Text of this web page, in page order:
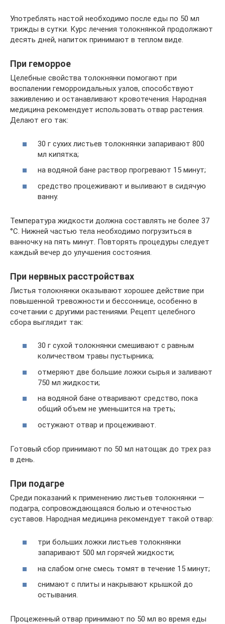
Употреблять настой необходимо после еды по 50 мл
трижды в сутки. Курс лечения толокнянкой продолжают
десять дней, напиток принимают в теплом виде.
При геморрое
Целебные свойства толокнянки помогают при
воспалении геморроидальных узлов, способствуют
заживлению и останавливают кровотечения. Народная
медицина рекомендует использовать отвар растения.
Делают его так:
30 г сухих листьев толокнянки запаривают 800
мл кипятка;
на водяной бане раствор прогревают 15 минут;
средство процеживают и выливают в сидячую
ванну.
Температура жидкости должна составлять не более 37
°С. Нижней частью тела необходимо погрузиться в
ванночку на пять минут. Повторять процедуры следует
каждый вечер до улучшения состояния.
При нервных расстройствах
Листья толокнянки оказывают хорошее действие при
повышенной тревожности и бессоннице, особенно в
сочетании с другими растениями. Рецепт целебного
сбора выглядит так:
30 г сухой толокнянки смешивают с равным
количеством травы пустырника;
отмеряют две большие ложки сырья и заливают
750 мл жидкости;
на водяной бане отваривают средство, пока
общий объем не уменьшится на треть;
остужают отвар и процеживают.
Готовый сбор принимают по 50 мл натощак до трех раз
в день.
При подагре
Среди показаний к применению листьев толокнянки —
подагра, сопровождающаяся болью и отечностью
суставов. Народная медицина рекомендует такой отвар:
три больших ложки листьев толокнянки
запаривают 500 мл горячей жидкости;
на слабом огне смесь томят в течение 15 минут;
снимают с плиты и накрывают крышкой до
остывания.
Процеженный отвар принимают по 50 мл во время еды